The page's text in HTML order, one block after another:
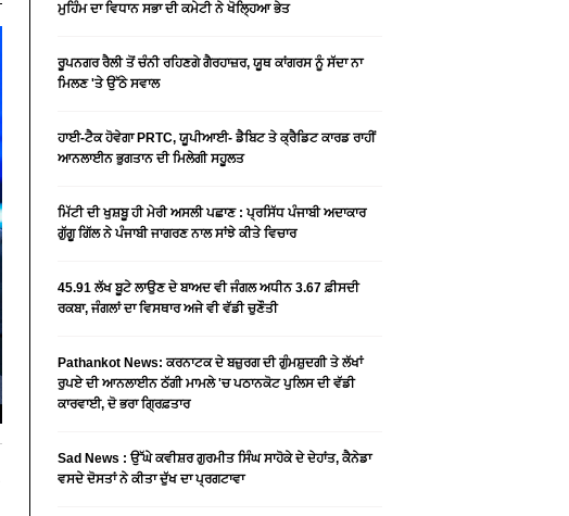
ਮੁਹਿੰਮ ਦਾ ਵਿਧਾਨ ਸਭਾ ਦੀ ਕਮੇਟੀ ਨੇ ਖੋਲ੍ਹਿਆ ਭੇਤ
ਰੂਪਨਗਰ ਰੈਲੀ ਤੋਂ ਚੰਨੀ ਰਹਿਣਗੇ ਗੈਰਹਾਜ਼ਰ, ਯੂਥ ਕਾਂਗਰਸ ਨੂੰ ਸੱਦਾ ਨਾ
ਮਿਲਣ 'ਤੇ ਉੱਠੇ ਸਵਾਲ
ਹਾਈ-ਟੈਕ ਹੋਵੇਗਾ PRTC, ਯੂਪੀਆਈ- ਡੈਬਿਟ ਤੇ ਕ੍ਰੈਡਿਟ ਕਾਰਡ ਰਾਹੀਂ
ਆਨਲਾਈਨ ਭੁਗਤਾਨ ਦੀ ਮਿਲੇਗੀ ਸਹੂਲਤ
ਮਿੱਟੀ ਦੀ ਖੁਸ਼ਬੂ ਹੀ ਮੇਰੀ ਅਸਲੀ ਪਛਾਣ : ਪ੍ਰਸਿੱਧ ਪੰਜਾਬੀ ਅਦਾਕਾਰ
ਗੁੱਗੂ ਗਿੱਲ ਨੇ ਪੰਜਾਬੀ ਜਾਗਰਣ ਨਾਲ ਸਾਂਝੇ ਕੀਤੇ ਵਿਚਾਰ
45.91 ਲੱਖ ਬੂਟੇ ਲਾਉਣ ਦੇ ਬਾਅਦ ਵੀ ਜੰਗਲ ਅਧੀਨ 3.67 ਫ਼ੀਸਦੀ
ਰਕਬਾ, ਜੰਗਲਾਂ ਦਾ ਵਿਸਥਾਰ ਅਜੇ ਵੀ ਵੱਡੀ ਚੁਣੌਤੀ
Pathankot News: ਕਰਨਾਟਕ ਦੇ ਬਜ਼ੁਰਗ ਦੀ ਗੁੰਮਸ਼ੁਦਗੀ ਤੇ ਲੱਖਾਂ
ਰੁਪਏ ਦੀ ਆਨਲਾਈਨ ਠੱਗੀ ਮਾਮਲੇ 'ਚ ਪਠਾਨਕੋਟ ਪੁਲਿਸ ਦੀ ਵੱਡੀ
ਕਾਰਵਾਈ, ਦੋ ਭਰਾ ਗ੍ਰਿਫ਼ਤਾਰ
Sad News : ਉੱਘੇ ਕਵੀਸ਼ਰ ਗੁਰਮੀਤ ਸਿੰਘ ਸਾਹੋਕੇ ਦੇ ਦੇਹਾਂਤ, ਕੈਨੇਡਾ
ਵਸਦੇ ਦੋਸਤਾਂ ਨੇ ਕੀਤਾ ਦੁੱਖ ਦਾ ਪ੍ਰਗਟਾਵਾ